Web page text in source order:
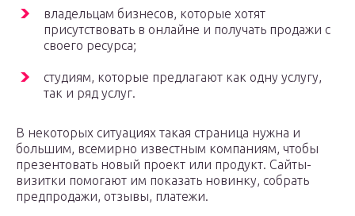
владельцам бизнесов, которые хотят
присутствовать в онлайне и получать продажи с
своего ресурса;
студиям, которые предлагают как одну услугу,
так и ряд услуг.
В некоторых ситуациях такая страница нужна и
большим, всемирно известным компаниям, чтобы
презентовать новый проект или продукт. Сайты-
визитки помогают им показать новинку, собрать
предпродажи, отзывы, платежи.